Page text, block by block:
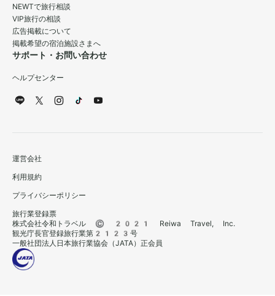
NEWTで旅行相談
VIP旅行の相談
広告掲載について
掲載希望の宿泊施設さまへ
サポート・お問い合わせ
ヘルプセンター
運営会社
利用規約
プライバシーポリシー
旅行業登録票
株式会社令和トラベル © 2021 Reiwa Travel, Inc.
観光庁長官登録旅行業第2123号
一般社団法人日本旅行業協会（JATA）正会員